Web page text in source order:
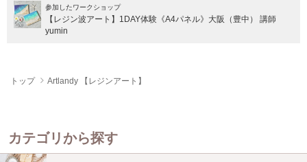
参加したワークショップ
【レジン波アート】1DAY体験《A4パネル》大阪（豊中） 講師
yumin
トップ Artlandy 【レジンアート】
カテゴリから探す